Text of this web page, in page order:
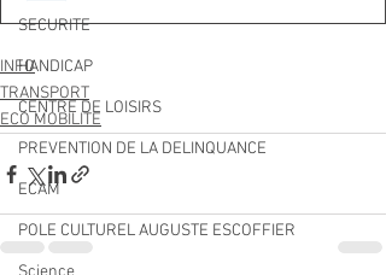
SECURITE
HANDICAP
CENTRE DE LOISIRS
PREVENTION DE LA DELINQUANCE
ECAM
POLE CULTUREL AUGUSTE ESCOFFIER
INFO
TRANSPORT
ECO MOBILITE